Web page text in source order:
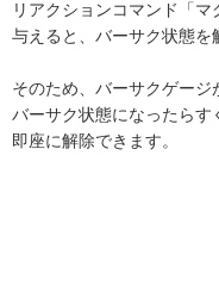
リアクションコマンド「
与えると、バーサク状態を
そのため、バーサクゲージ
バーサク状態になったら
即座に解除できます。